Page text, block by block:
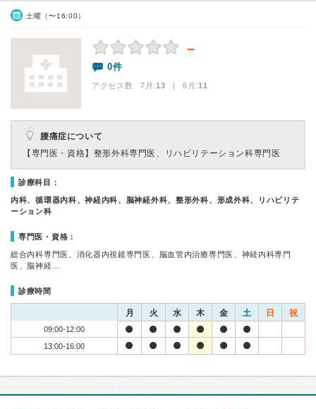
土曜（〜16:00）
－
0件
アクセス数 7月:13 | 6月:11
腰痛症について
【専門医・資格】 整形外科専門医、リハビリテーション科専門医
診療科目：
内科、循環器内科、神経内科、脳神経外科、整形外科、形成外科、リハビリテ
ーション科
専門医・資格：
総合内科専門医、消化器内視鏡専門医、脳血管内治療専門医、神経内科専門
医、脳神経…
診療時間
月 火 水 木 金 土 日 祝
09:00-12:00
13:00-16:00